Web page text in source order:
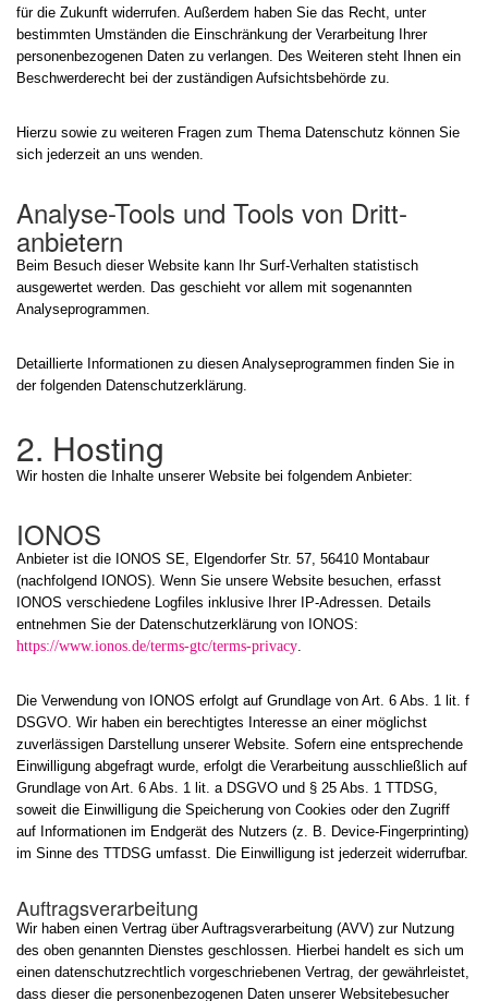
für die Zukunft widerrufen. Außerdem haben Sie das Recht, unter
bestimmten Umständen die Einschränkung der Verarbeitung Ihrer
personenbezogenen Daten zu verlangen. Des Weiteren steht Ihnen ein
Beschwerderecht bei der zuständigen Aufsichtsbehörde zu.
Hierzu sowie zu weiteren Fragen zum Thema Datenschutz können Sie
sich jederzeit an uns wenden.
Analyse-Tools und Tools von Dritt­
anbietern
Beim Besuch dieser Website kann Ihr Surf-Verhalten statistisch
ausgewertet werden. Das geschieht vor allem mit sogenannten
Analyseprogrammen.
Detaillierte Informationen zu diesen Analyseprogrammen finden Sie in
der folgenden Datenschutzerklärung.
2. Hosting
Wir hosten die Inhalte unserer Website bei folgendem Anbieter:
IONOS
Anbieter ist die IONOS SE, Elgendorfer Str. 57, 56410 Montabaur
(nachfolgend IONOS). Wenn Sie unsere Website besuchen, erfasst
IONOS verschiedene Logfiles inklusive Ihrer IP-Adressen. Details
entnehmen Sie der Datenschutzerklärung von IONOS:
https://www.ionos.de/terms-gtc/terms-privacy.
Die Verwendung von IONOS erfolgt auf Grundlage von Art. 6 Abs. 1 lit. f
DSGVO. Wir haben ein berechtigtes Interesse an einer möglichst
zuverlässigen Darstellung unserer Website. Sofern eine entsprechende
Einwilligung abgefragt wurde, erfolgt die Verarbeitung ausschließlich auf
Grundlage von Art. 6 Abs. 1 lit. a DSGVO und § 25 Abs. 1 TTDSG,
soweit die Einwilligung die Speicherung von Cookies oder den Zugriff
auf Informationen im Endgerät des Nutzers (z. B. Device-Fingerprinting)
im Sinne des TTDSG umfasst. Die Einwilligung ist jederzeit widerrufbar.
Auftragsverarbeitung
Wir haben einen Vertrag über Auftragsverarbeitung (AVV) zur Nutzung
des oben genannten Dienstes geschlossen. Hierbei handelt es sich um
einen datenschutzrechtlich vorgeschriebenen Vertrag, der gewährleistet,
dass dieser die personenbezogenen Daten unserer Websitebesucher